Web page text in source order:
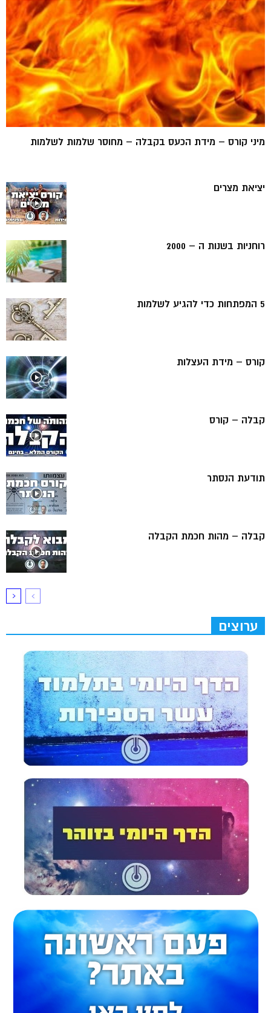
מיני קורס – מידת הכעס בקבלה – מחוסר שלמות לשלמות
יציאת מצרים
רוחניות בשנות ה – 2000
5 המפתחות כדי להגיע לשלמות
קורס – מידת העצלות
קבלה – קורס
תודעת הנסתר
קבלה – מהות חכמת הקבלה
ערוצים